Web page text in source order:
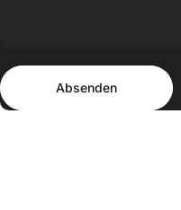
Absenden
Absenden